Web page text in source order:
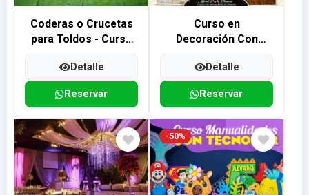
Coderas o Crucetas
para Toldos - Curso
Decoración de
Fiestas y Eventos
Detalle
Reservar
Curso en
Decoración Con
Detalle
Reservar
-50%